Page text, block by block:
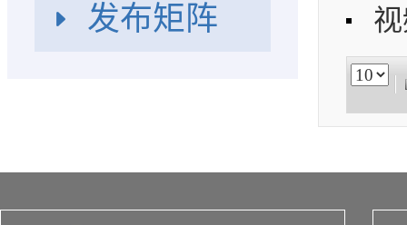
发布矩阵